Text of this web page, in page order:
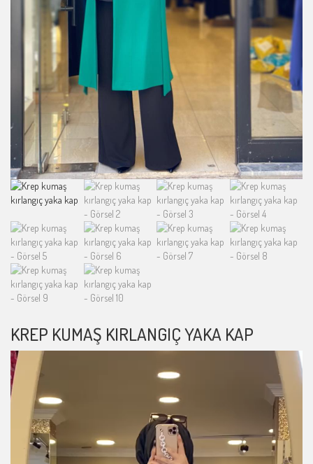
KREP KUMAŞ KIRLANGIÇ YAKA KAP
Video
oynatıcı